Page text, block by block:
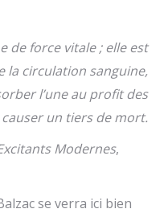
de force vitale ; elle est
la circulation sanguine,
l’une au profit des
causer un tiers de mort.
Modernes,
se verra ici bien